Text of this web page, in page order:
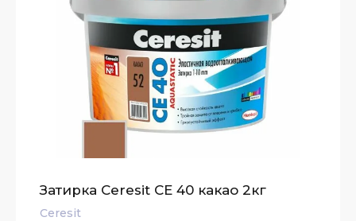
Затирка Ceresit СЕ 40 какао 2кг
Ceresit